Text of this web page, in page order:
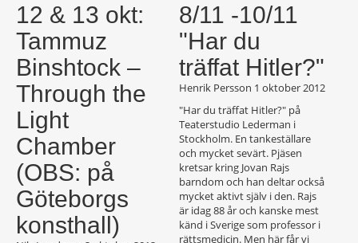
12 & 13 okt:
Tammuz
Binshtock –
Through the
Light
Chamber
(OBS: på
Göteborgs
konsthall)
8/11 -10/11
"Har du
träffat Hitler?"
Henrik Persson 1 oktober 2012
"Har du träffat Hitler?" på
Teaterstudio Lederman i
Stockholm. En tankeställare
och mycket sevärt. Pjäsen
kretsar kring Jovan Rajs
barndom och han deltar också
mycket aktivt själv i den. Rajs
är idag 88 år och kanske mest
känd i Sverige som professor i
rättsmedicin. Men här får vi